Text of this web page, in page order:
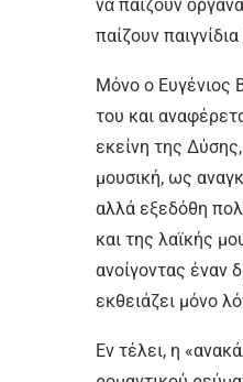
νὰ παίζουν
παίζουν
Μόνο ο Ευγένιος
του και
εκείνη της
μουσική, ως
αλλά εξεδόθη
και της λαϊκής
ανοίγοντας έναν
εκθειάζει μόνο
Εν τέλει, η